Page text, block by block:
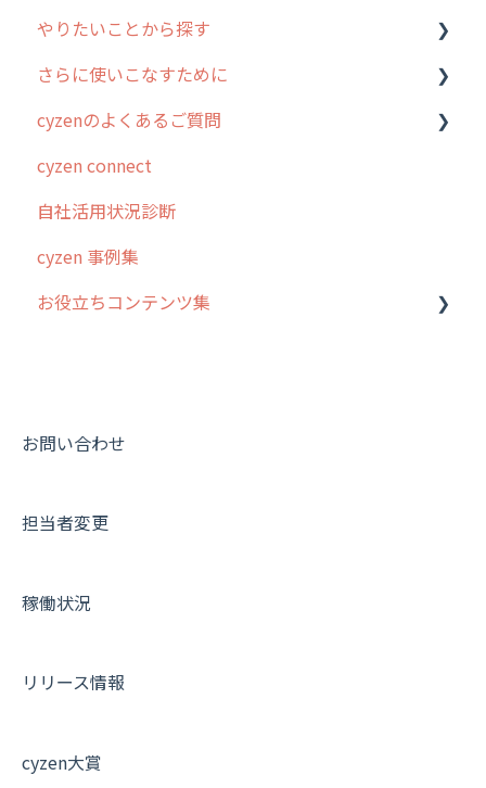
2. 主要機能の概要
3. cyzenの位置情報取得について
4. cyzen利用前の準備：システム管理者編
5. 基本的な使い方：システム管理者編
6. 基本的な使い方：ユーザー編
7. 初心者向けよくある質問集
8. 用語集
【業界業種別】cyzen設定方法
ユーザー・グループ管理
行動管理
予定管理
スポット
ステータス・主観
報告書・行動種別
勤怠管理
帳票出力
商品
アプリの使い始め
ホーム画面
スポット
報告閲覧
予定
日報
履歴
パフォーマンス
お知らせ
やりたいことから探す
行動管理
勤怠管理
予定管理
スポット
ステータス・主観
報告書・行動種別
活動通知
商品
さらに使いこなすために
はじめに
スポット・ステータス関連オプション
交通費自動計算
安全走行支援
写真管理・高画質化
その他オプション
契約・その他
cyzenのよくあるご質問
ログインについて
グループ・ユーザーについて
GPS・位置情報 について
ルート自動記録 について
報告書について
メンバー画面について
その他よくある質問
cyzen connect
自社活用状況診断
cyzen 事例集
お役立ちコンテンツ集
動画集：共通
お問い合わせ
担当者変更
稼働状況
リリース情報
cyzen大賞